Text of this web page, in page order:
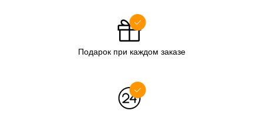
Подарок при каждом заказе